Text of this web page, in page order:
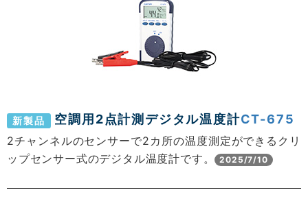
新製品 空調用2点計測デジタル温度計CT-675
2チャンネルのセンサーで2カ所の温度測定ができるクリ
ップセンサー式のデジタル温度計です。 2025/7/10